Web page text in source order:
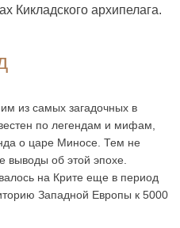
Кикладского архипелага.
из самых загадочных в
по легендам и мифам,
о царе Миносе. Тем не
выводы об этой эпохе.
на Крите еще в период
Западной Европы к 5000